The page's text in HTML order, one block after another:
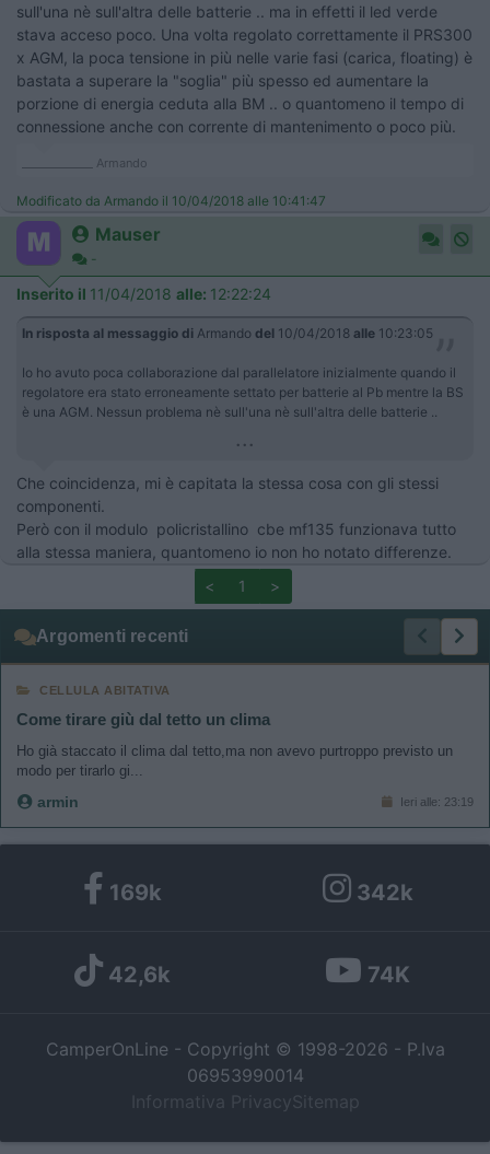
sull'una nè sull'altra delle batterie .. ma in effetti il led verde
stava acceso poco. Una volta regolato correttamente il PRS300
x AGM, la poca tensione in più nelle varie fasi (carica, floating) è
bastata a superare la "soglia" più spesso ed aumentare la
porzione di energia ceduta alla BM .. o quantomeno il tempo di
connessione anche con corrente di mantenimento o poco più.
_____________ Armando
Modificato da Armando il 10/04/2018 alle 10:41:47
Mauser
-
Inserito il 11/04/2018 alle: 12:22:24
In risposta al messaggio di Armando del 10/04/2018 alle 10:23:05
Io ho avuto poca collaborazione dal parallelatore inizialmente quando il
regolatore era stato erroneamente settato per batterie al Pb mentre la BS
è una AGM. Nessun problema nè sull'una nè sull'altra delle batterie ..
...
Che coincidenza, mi è capitata la stessa cosa con gli stessi
componenti.
Però con il modulo policristallino cbe mf135 funzionava tutto
alla stessa maniera, quantomeno io non ho notato differenze.
<
1 >
Argomenti recenti
CELLULA ABITATIVA
Come tirare giù dal tetto un clima
Ho già staccato il clima dal tetto,ma non avevo purtroppo previsto un
modo per tirarlo gi...
armin Ieri alle: 23:19
169k 342k
42,6k 74K
CamperOnLine - Copyright © 1998-2026 - P.Iva
06953990014
Informativa Privacy Sitemap